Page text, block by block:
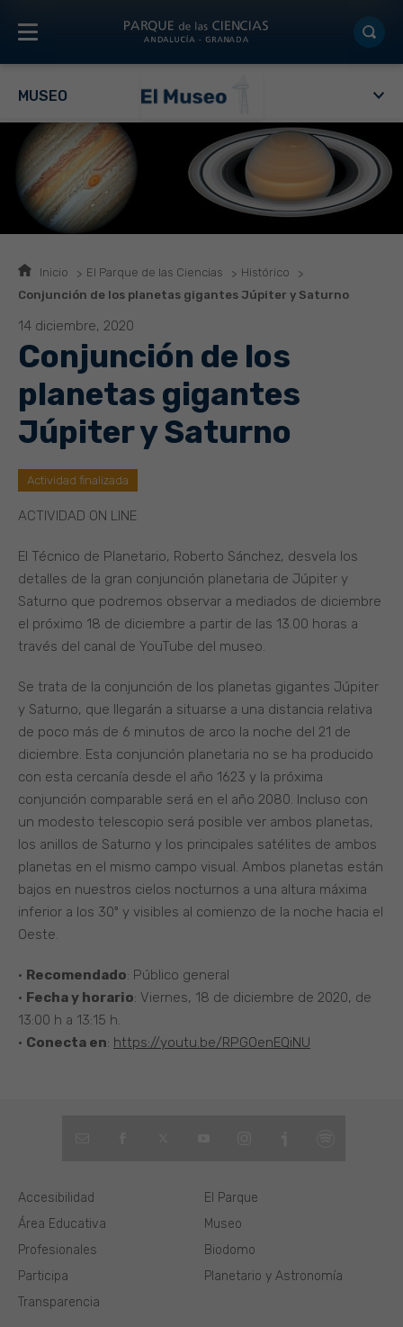
MUSEO
Inicio El Parque de las Ciencias
Histórico
Conjunción de los planetas gigantes Júpiter y Saturno
14 diciembre, 2020
Conjunción de los
planetas gigantes
Júpiter y Saturno
Actividad finalizada
ACTIVIDAD ON LINE
El Técnico de Planetario, Roberto Sánchez, desvela los
detalles de la gran conjunción planetaria de Júpiter y
Saturno que podremos observar a mediados de diciembre
el próximo 18 de diciembre a partir de las 13.00 horas a
través del canal de YouTube del museo.
Se trata de la conjunción de los planetas gigantes Júpiter
y Saturno, que llegarán a situarse a una distancia relativa
de poco más de 6 minutos de arco la noche del 21 de
diciembre. Esta conjunción planetaria no se ha producido
con esta cercanía desde el año 1623 y la próxima
conjunción comparable será en el año 2080. Incluso con
un modesto telescopio será posible ver ambos planetas,
los anillos de Saturno y los principales satélites de ambos
planetas en el mismo campo visual. Ambos planetas están
bajos en nuestros cielos nocturnos a una altura máxima
inferior a los 30º y visibles al comienzo de la noche hacia el
Oeste.
• Recomendado: Público general
• Fecha y horario: Viernes, 18 de diciembre de 2020, de
13:00 h a 13:15 h.
• Conecta en: https://youtu.be/RPGOenEQiNU
El Parque
Museo
Biodomo
Planetario y Astronomía
Área Educativa
Profesionales
Participa
Transparencia
Accesibilidad